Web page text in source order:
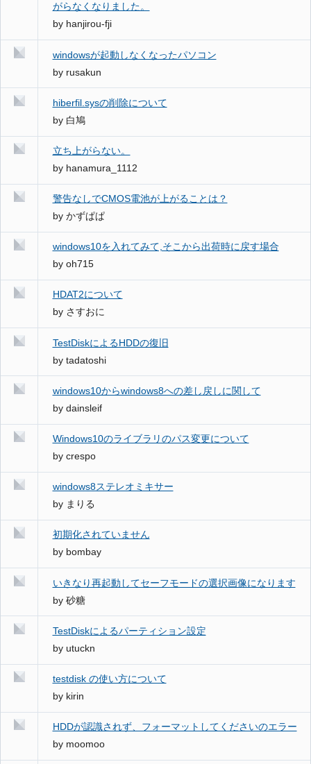
がらなくなりました。
by hanjirou-fji
windowsが起動しなくなったパソコン
by rusakun
hiberfil.sysの削除について
by 白鳩
立ち上がらない。
by hanamura_1112
警告なしでCMOS電池が上がることは？
by かずぱぱ
windows10を入れてみて,そこから出荷時に戻す場合
by oh715
HDAT2について
by さすおに
TestDiskによるHDDの復旧
by tadatoshi
windows10からwindows8への差し戻しに関して
by dainsleif
Windows10のライブラリのパス変更について
by crespo
windows8ステレオミキサー
by まりる
初期化されていません
by bombay
いきなり再起動してセーフモードの選択画像になります
by 砂糖
TestDiskによるパーティション設定
by utuckn
testdisk の使い方について
by kirin
HDDが認識されず、フォーマットしてくださいのエラー
by moomoo